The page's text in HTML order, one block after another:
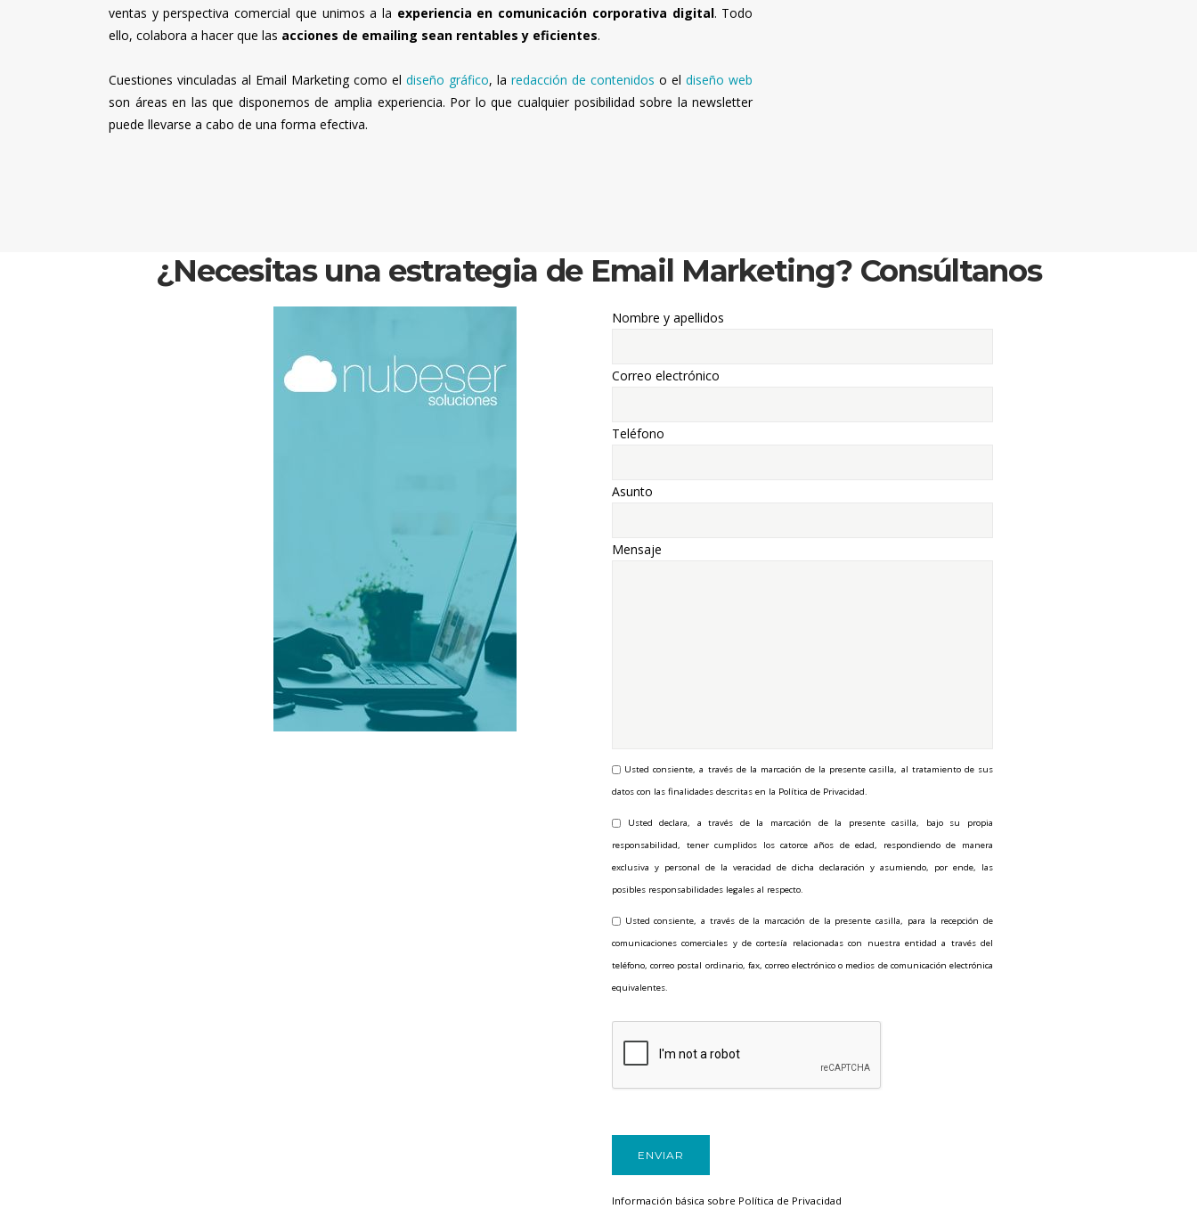
ventas y perspectiva comercial que unimos a la experiencia en comunicación corporativa digital. Todo
ello, colabora a hacer que las acciones de emailing sean rentables y eficientes.
Cuestiones vinculadas al Email Marketing como eldiseño gráfico, laredacción de contenidos o eldiseño web
son áreas en las que disponemos de amplia experiencia. Por lo que cualquier posibilidad sobre la newsletter
puede llevarse a cabo de una forma efectiva.
¿Necesitas una estrategia de Email Marketing? Consúltanos
Nombre y apellidos
Correo electrónico
Teléfono
Asunto
Mensaje
Usted consiente, a través de la marcación de la presente casilla, al tratamiento de sus
datos con las finalidades descritas en la Política de Privacidad.
Usted declara, a través de la marcación de la presente casilla, bajo su propia
responsabilidad, tener cumplidos los catorce años de edad, respondiendo de manera
exclusiva y personal de la veracidad de dicha declaración y asumiendo, por ende, las
posibles responsabilidades legales al respecto.
Usted consiente, a través de la marcación de la presente casilla, para la recepción de
comunicaciones comerciales y de cortesía relacionadas con nuestra entidad a través del
teléfono, correo postal ordinario, fax, correo electrónico o medios de comunicación electrónica
equivalentes.
Información básica sobre Política de Privacidad